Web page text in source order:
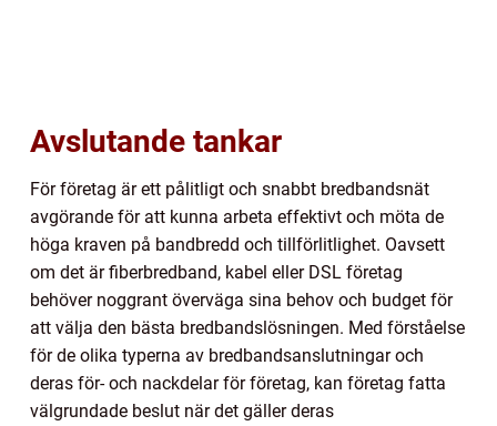
Avslutande tankar
För företag är ett pålitligt och snabbt bredbandsnät
avgörande för att kunna arbeta effektivt och möta de
höga kraven på bandbredd och tillförlitlighet. Oavsett
om det är fiberbredband, kabel eller DSL företag
behöver noggrant överväga sina behov och budget för
att välja den bästa bredbandslösningen. Med förståelse
för de olika typerna av bredbandsanslutningar och
deras för- och nackdelar för företag, kan företag fatta
välgrundade beslut när det gäller deras